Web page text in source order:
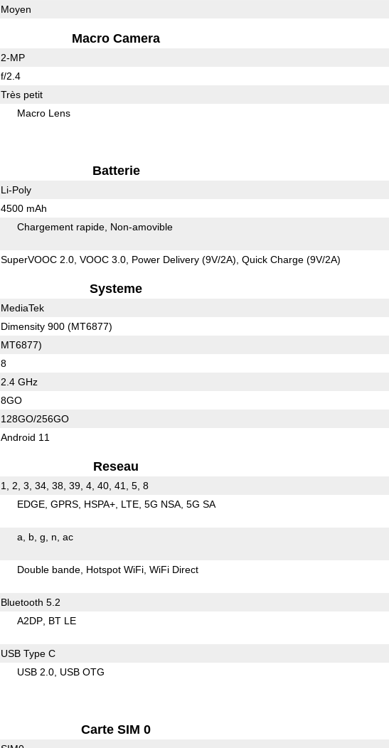
Moyen
Macro Camera
2-MP
f/2.4
Très petit
Macro Lens
Batterie
Li-Poly
4500 mAh
Chargement rapide Non-amovible
SuperVOOC 2.0, VOOC 3.0, Power Delivery (9V/2A), Quick Charge (9V/2A)
Systeme
MediaTek
Dimensity 900 (MT6877)
MT6877)
8
2.4 GHz
8GO
128GO/256GO
Android 11
Reseau
1, 2, 3, 34, 38, 39, 4, 40, 41, 5, 8
EDGE GPRS HSPA+ LTE 5G NSA 5G SA
a b g n ac
Double bande Hotspot WiFi WiFi Direct
Bluetooth 5.2
A2DP BT LE
USB Type C
USB 2.0 USB OTG
Carte SIM 0